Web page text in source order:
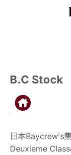
樓層導覽
顧客服務
關於我們
B.C Stock
日本Baycrew's
Deuxieme